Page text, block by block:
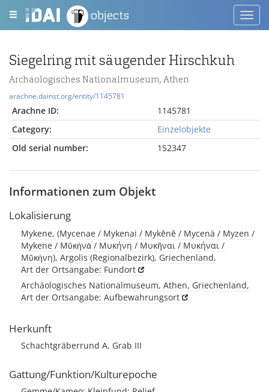
objects
Siegelring mit säugender Hirschkuh
Archäologisches Nationalmuseum, Athen
arachne.dainst.org/entity/1145781
Arachne ID:
1145781
Category:
Einzelobjekte
Old serial number:
152347
Informationen zum Objekt
Lokalisierung
Mykene, (Mycenae / Mykenai / Mykēnē / Mycenä / Myzen /
Mykene / Μῠκἠνᾱ / Μυκήνη / Μυκῆναι / Μυκήναι /
Μῠκἠνη), Argolis (Regionalbezirk), Griechenland,
Art der Ortsangabe: Fundort
Archäologisches Nationalmuseum, Athen, Griechenland,
Art der Ortsangabe: Aufbewahrungsort
Herkunft
Schachtgräberrund A, Grab III
Gattung/Funktion/Kulturepoche